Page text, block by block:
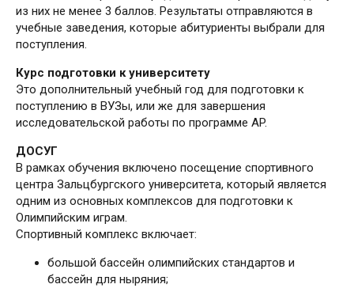
из них не менее 3 баллов. Результаты отправляются в
учебные заведения, которые абитуриенты выбрали для
поступления.
Курс подготовки к университету
Это дополнительный учебный год для подготовки к
поступлению в ВУЗы, или же для завершения
исследовательской работы по программе AP.
ДОСУГ
В рамках обучения включено посещение спортивного
центра Зальцбургского университета, который является
одним из основных комплексов для подготовки к
Олимпийским играм.
Спортивный комплекс включает:
большой бассейн олимпийских стандартов и
бассейн для ныряния;